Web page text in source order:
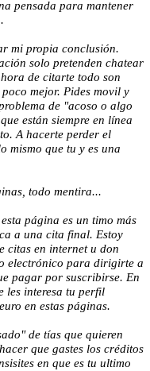
pensada para mantener
mi propia conclusión.
solo pretenden chatear
de citarte todo son
mejor. Pides movil y
de "acoso o algo
están siempre en línea
A hacerte perder el
mismo que tu y es una
todo mentira...
página es un timo más
a una cita final. Estoy
citas en internet u don
electrónico para dirigirte a
pagar por suscribirse. En
les interesa tu perfil
en estas páginas.
de tías que quieren
que gastes los créditos
en que es tu ultimo